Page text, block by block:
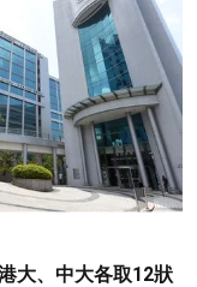
大、中大各取12狀